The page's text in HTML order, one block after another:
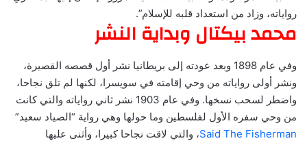
رواياته، وزاد من استعداد قلبه للإسلام”.
محمد بيكتال وبداية النشر
وفي عام 1898 وبعد عودته إلى بريطانيا نشر أول قصصه القصيرة،
ونشر أولى رواياته من وحي إقامته في سويسرا، لكنها لم تلق نجاحا،
واضطر لسحب نسخها. وفي عام 1903 نشر ثاني رواياته والتي كانت
من وحي سفره الأول لفلسطين وما حولها وهي رواية “الصياد سعيد”
Said The Fisherman، والتي لاقت نجاحا كبيرا، وأثنى عليها